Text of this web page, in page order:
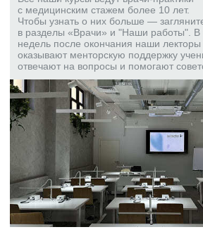
Курсы по детской
стоматологии
от Весты Фонштейн
35 000₽
12 июня
(Автор Веста Фонштейн)
Установи и запротезируй
первый имплантат, включая
немедленную нагрузку
35 000₽
7-8 сентября
(Авторы Козадаев Сергей,
Расписание наших мероприятий